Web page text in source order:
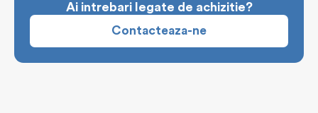
Ai intrebari legate de achizitie?
Contacteaza-ne